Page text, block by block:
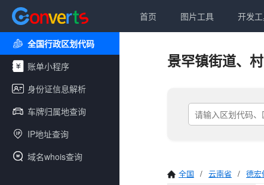
首页 图片工具 开发
全国行政区划代码
账单小程序
身份证信息解析
车牌归属地查询
IP地址查询
域名whois查询
景罕镇街道、
全国 / 云南省 / 德宏